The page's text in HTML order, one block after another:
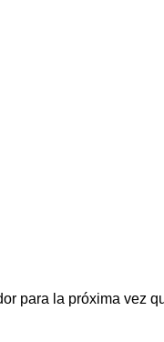
para la próxima vez